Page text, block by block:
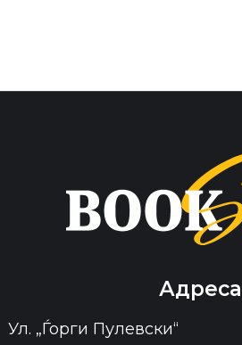
Адреса
Ул. „Ѓорги Пулевски“